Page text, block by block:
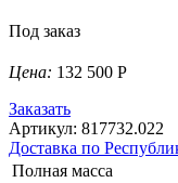
Под заказ
Цена: 132 500 Р
Заказать
Артикул: 817732.022
Доставка по
Полная масса